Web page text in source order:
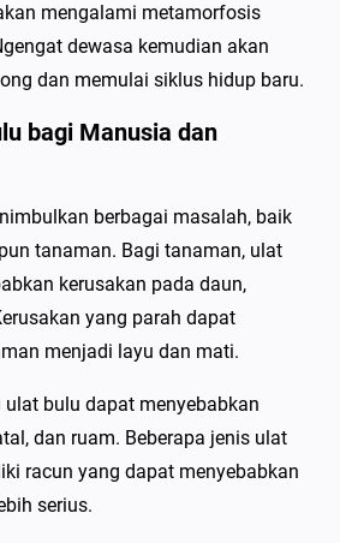
mengalami metamorfosis
dewasa kemudian akan
dan memulai siklus hidup baru.
bagi Manusia dan
berbagai masalah, baik
tanaman. Bagi tanaman, ulat
kerusakan pada daun,
yang parah dapat
menjadi layu dan mati.
ulat bulu dapat menyebabkan
dan ruam. Beberapa jenis ulat
racun yang dapat menyebabkan
serius.